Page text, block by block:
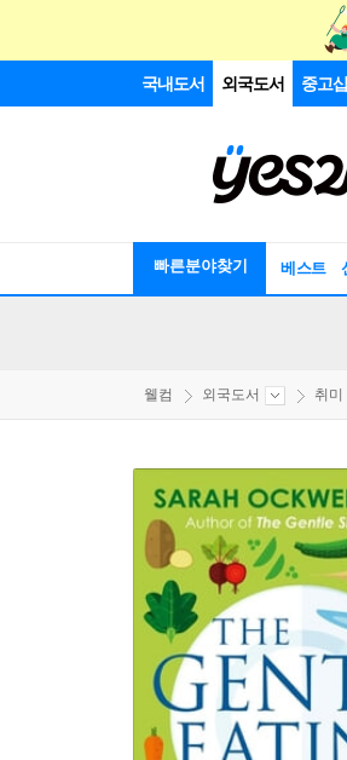
국내도서 외국도서 중고샵
빠른분야찾기 베스트
웰컴 외국도서 취미